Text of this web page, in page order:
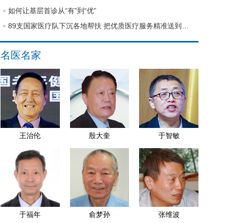
如何让基层首诊从“有”到“优”
名医名家
王治伦 殷大奎 于智敏
于福年 俞梦孙 张维波